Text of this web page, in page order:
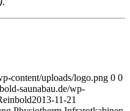
content/uploads/logo.png 0 0
saunabau.de/wp-
2013-11-21